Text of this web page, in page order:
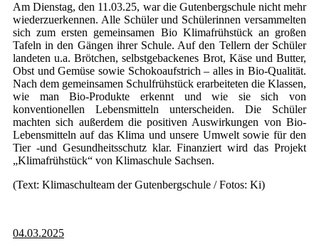
Am Dienstag, den 11.03.25, war die Gutenbergschule nicht mehr
wiederzuerkennen. Alle Schüler und Schülerinnen versammelten
sich zum ersten gemeinsamen Bio Klimafrühstück an großen
Tafeln in den Gängen ihrer Schule. Auf den Tellern der Schüler
landeten u.a. Brötchen, selbstgebackenes Brot, Käse und Butter,
Obst und Gemüse sowie Schokoaufstrich – alles in Bio-Qualität.
Nach dem gemeinsamen Schulfrühstück erarbeiteten die Klassen,
wie man Bio-Produkte erkennt und wie sie sich von
konventionellen Lebensmitteln unterscheiden. Die Schüler
machten sich außerdem die positiven Auswirkungen von Bio-
Lebensmitteln auf das Klima und unsere Umwelt sowie für den
Tier -und Gesundheitsschutz klar. Finanziert wird das Projekt
„Klimafrühstück“ von Klimaschule Sachsen.
(Text: Klimaschulteam der Gutenbergschule / Fotos: Ki)
04.03.2025